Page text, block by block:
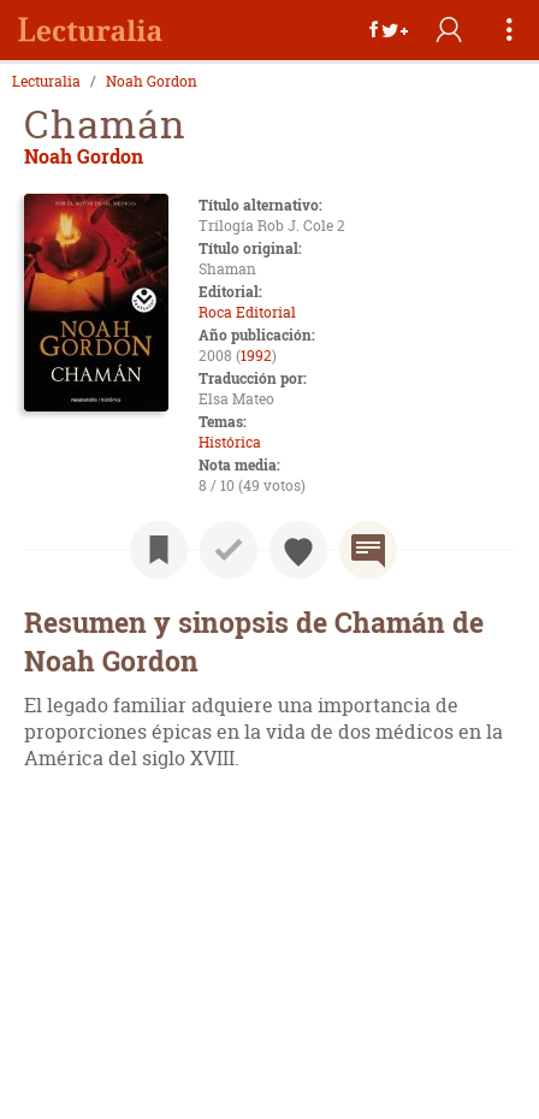
Lecturalia Noah Gordon
Chamán
Noah Gordon
Título alternativo:
Trilogía Rob J. Cole 2
Título original:
Shaman
Editorial:
Roca Editorial
Año publicación:
2008 (1992)
Traducción por:
Elsa Mateo
Temas:
Histórica
Nota media:
8 / 10 (49 votos)
Resumen y sinopsis de Chamán de
Noah Gordon
El legado familiar adquiere una importancia de
proporciones épicas en la vida de dos médicos en la
América del siglo XVIII.